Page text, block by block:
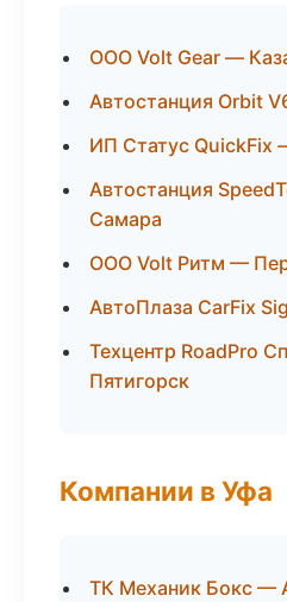
ООО Volt Gear —
Автостанция Orbit
ИП Статус QuickFix
Автостанция
Самара
ООО Volt Ритм —
АвтоПлаза CarFix
Техцентр RoadPro
Пятигорск
Компании в Уфа
ТК Механик Бокс —